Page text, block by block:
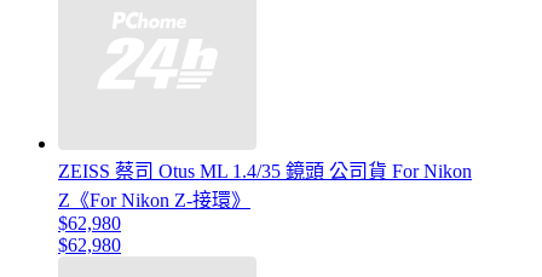
ZEISS 蔡司 Otus ML 1.4/35 鏡頭 公司貨 For Nikon
Z《For Nikon Z-接環》
$62,980
$62,980